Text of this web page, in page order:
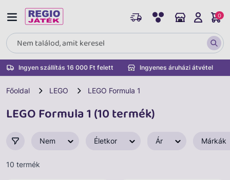
Ingyen szállítás 16 000 Ft felett Ingyenes áruházi átvétel
0
Főoldal LEGO LEGO Formula 1
LEGO Formula 1 (10 termék)
Nem Életkor Ár Márkák
10 termék